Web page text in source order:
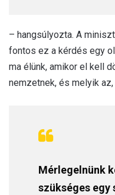
– hangsúlyozta. A
fontos ez a kérdés egy
ma élünk, amikor el kell
nemzetnek, és melyik
Mérlegelnünk
szükséges